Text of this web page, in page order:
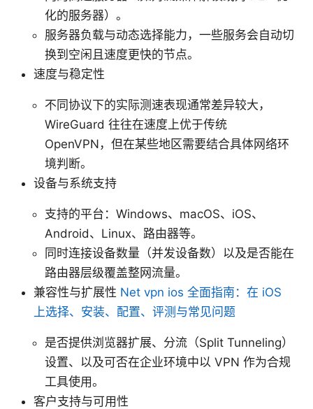
化的服务器）。
服务器负载与动态选择能力，一些服务会自动切
换到空闲且速度更快的节点。
速度与稳定性
不同协议下的实际测速表现通常差异较大，
WireGuard 往往在速度上优于传统
OpenVPN，但在某些地区需要结合具体网络环
境判断。
设备与系统支持
支持的平台：Windows、macOS、iOS、
Android、Linux、路由器等。
同时连接设备数量（并发设备数）以及是否能在
路由器层级覆盖整网流量。
兼容性与扩展性 Net vpn ios 全面指南：在 iOS
上选择、安装、配置、评测与常见问题
是否提供浏览器扩展、分流（Split Tunneling）
设置、以及可否在企业环境中以 VPN 作为合规
工具使用。
客户支持与可用性